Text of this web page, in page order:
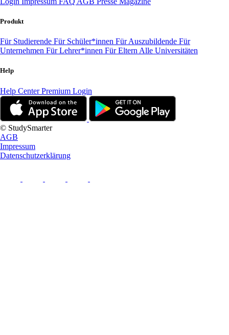
Produkt
Für Studierende Für Schüler*innen Für Auszubildende Für
Unternehmen Für Lehrer*innen Für Eltern Alle Universitäten
Help
Help CenterPremium Login
© StudySmarter
AGB
Impressum
Datenschutzerklärung